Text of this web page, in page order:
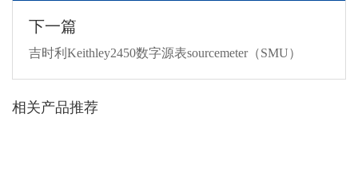
下一篇
吉时利Keithley2450数字源表sourcemeter（SMU）
相关产品推荐